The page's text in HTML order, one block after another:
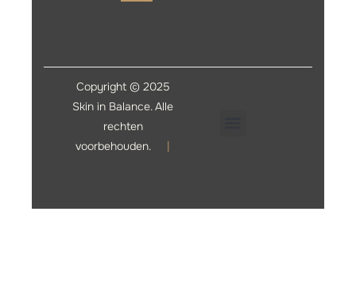
Copyright © 2025
Skin in Balance. Alle
rechten
voorbehouden. |